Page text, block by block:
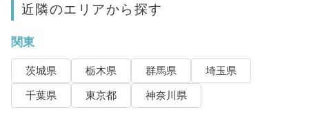
近隣のエリアから探す
関東
茨城県 栃木県 群馬県
埼玉県
千葉県
東京都 神奈川県